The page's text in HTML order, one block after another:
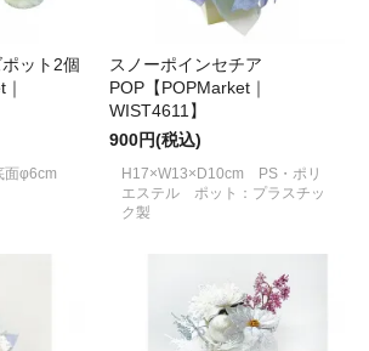
ット2個
面φ6cm
スノーポインセチア
POP【POPMarket｜
WIST4611】
900円(税込)
H17×W13×D10cm PS・ポリ
エステル ポット：プラスチッ
ク製